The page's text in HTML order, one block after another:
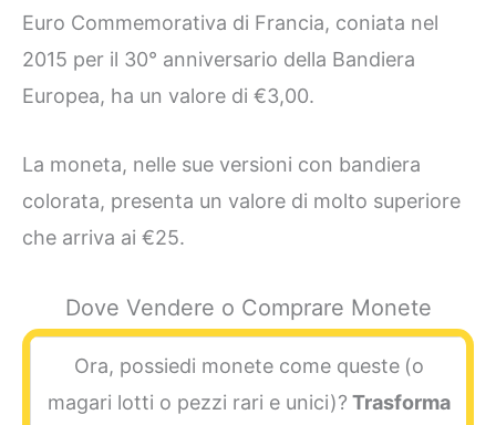
Euro Commemorativa di Francia, coniata nel
2015 per il 30° anniversario della Bandiera
Europea, ha un valore di €3,00.
La moneta, nelle sue versioni con bandiera
colorata, presenta un valore di molto superiore
che arriva ai €25.
Dove Vendere o Comprare Monete
Ora, possiedi monete come queste (o
magari lotti o pezzi rari e unici)? Trasforma